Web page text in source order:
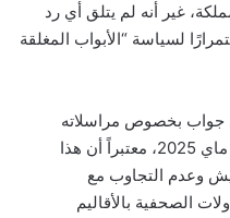
غير أنه لم يتلق أي رد
لسياسة “الأبواب المغلقة
جواب بخصوص مراسلاته
السابقة، بما فيها البلاغ الصادر في 9 ماي 2025، معتبراً أن هذا
وعدم التجاوب مع
الصحفية بالأقاليم